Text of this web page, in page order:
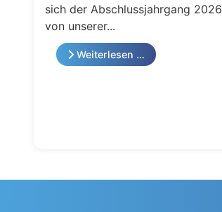
sich der Abschlussjahrgang 2026
von unserer...
Weiterlesen …